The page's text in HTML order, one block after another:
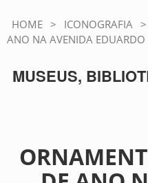
HOME > ICONOGRAFIA >
ANO NA AVENIDA EDUARDO
MUSEUS,